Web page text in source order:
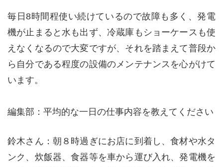
毎日8時間程使い続けているので故障も多く、発電
機が止まると水も出ず、冷蔵庫もショーケースも使
えなくなるので大変ですが、それを踏まえて普段か
ら自分である程度の設備のメンテナンスを心がけて
います。
編集部：平均的な一日の仕事内容を教えてください
鈴木さん：朝８時過ぎにお店に到着し、食材や水タ
ンク、炊飯器、食器等を車から運び入れ、発電機を